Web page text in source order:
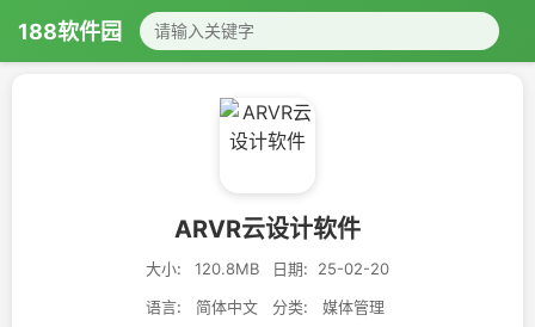
188软件园
ARVR云设计软件
大小: 120.8MB 日期:
25-02-20
语言:
简体中文 分类:
媒体管理